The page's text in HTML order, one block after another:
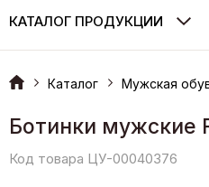
КАТАЛОГ ПРОДУКЦИИ
Каталог Мужская
Ботинки мужские
Код товара ЦУ-00040376